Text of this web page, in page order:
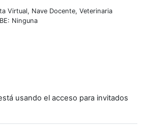
Virtual, Nave Docente, Veterinaria
Ninguna
usando el acceso para invitados